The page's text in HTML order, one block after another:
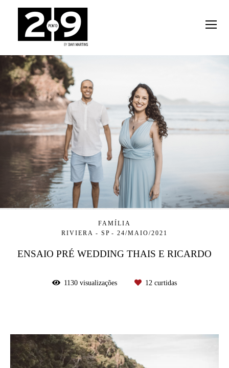
FAMÍLIA
RIVIERA - SP
24/MAIO/2021
ENSAIO PRÉ WEDDING THAIS E RICARDO
1130 visualizações 12 curtidas